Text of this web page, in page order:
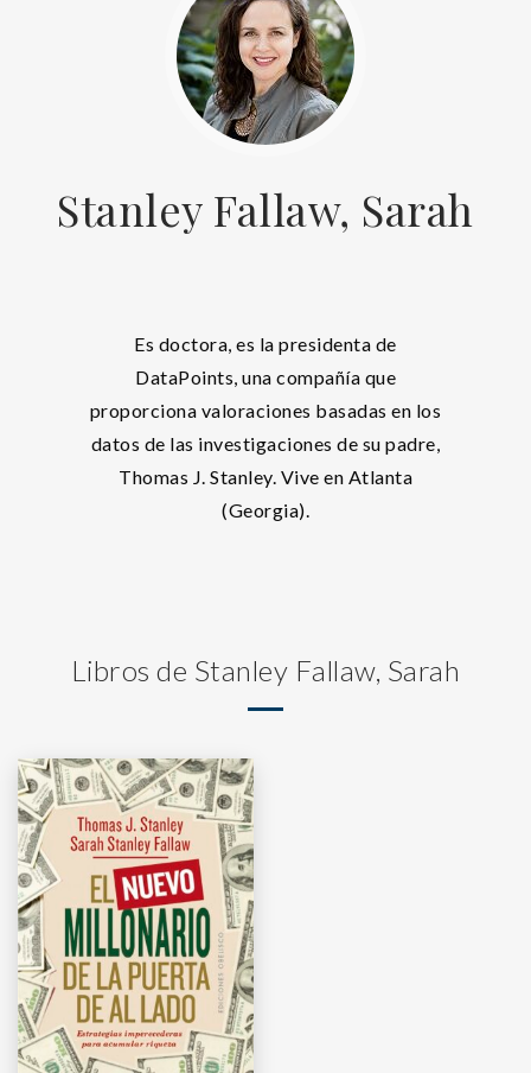
Stanley Fallaw, Sarah
Es doctora, es la presidenta de
DataPoints, una compañía que
proporciona valoraciones basadas en los
datos de las investigaciones de su padre,
Thomas J. Stanley. Vive en Atlanta
(Georgia).
Libros de Stanley Fallaw, Sarah